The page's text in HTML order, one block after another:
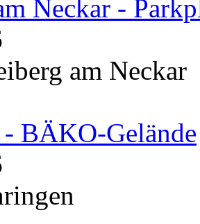
Neckar -
am Neckar
BÄKO-Gelände